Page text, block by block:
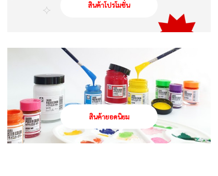
สินค้าโปรโมชั่น
สินค้ายอดนิยม